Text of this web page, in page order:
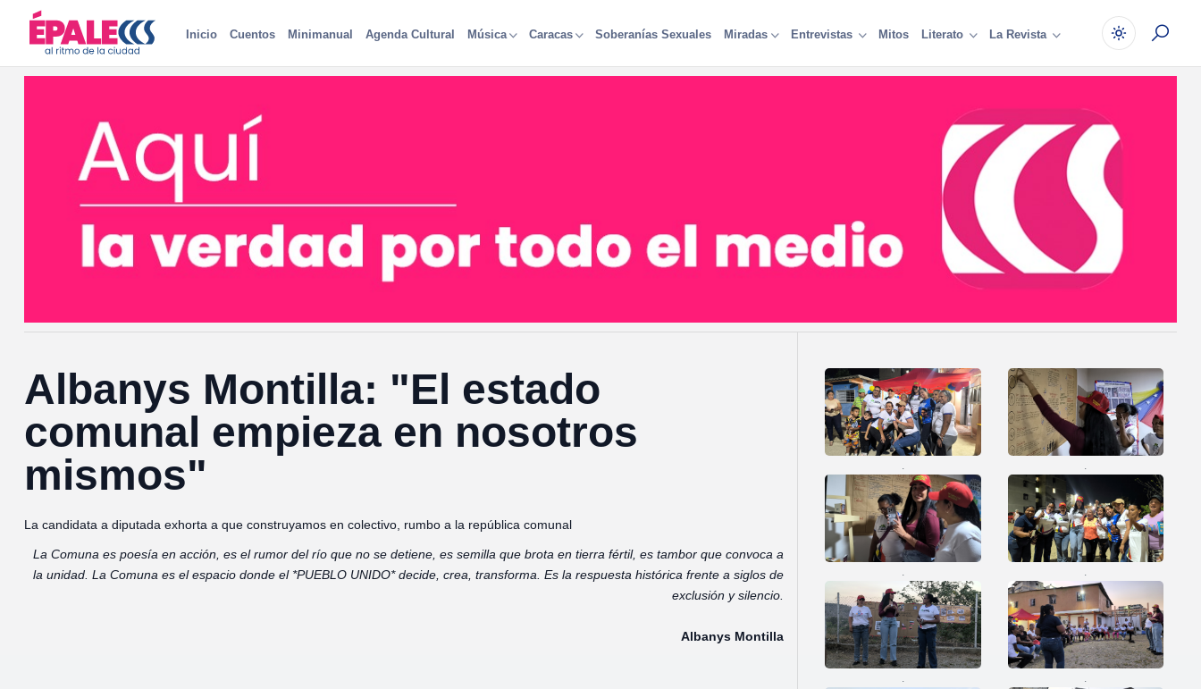
Inicio Cuentos Minimanual Agenda Cultural Música Caracas Soberanías Sexuales Miradas Entrevistas Mitos Literato La Revista
Albanys Montilla: "El estado
comunal empieza en nosotros
mismos"
La candidata a diputada exhorta a que construyamos en colectivo, rumbo a la república comunal
La Comuna es poesía en acción, es el rumor del río que no se detiene, es semilla que brota en tierra fértil, es tambor que convoca a
la unidad. La Comuna es el espacio donde el *PUEBLO UNIDO* decide, crea, transforma. Es la respuesta histórica frente a siglos de
exclusión y silencio.
Albanys Montilla
. .
. .
. .